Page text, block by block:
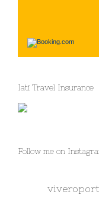
Iati Travel Insurance
Follow me on